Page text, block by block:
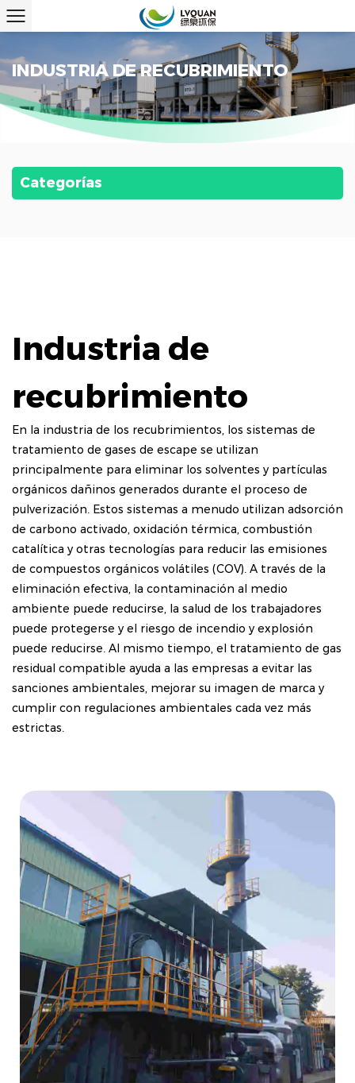
INDUSTRIA DE RECUBRIMIENTO
Categorías
Industria de
recubrimiento
En la industria de los recubrimientos, los sistemas de
tratamiento de gases de escape se utilizan
principalmente para eliminar los solventes y partículas
orgánicos dañinos generados durante el proceso de
pulverización. Estos sistemas a menudo utilizan adsorción
de carbono activado, oxidación térmica, combustión
catalítica y otras tecnologías para reducir las emisiones
de compuestos orgánicos volátiles (COV). A través de la
eliminación efectiva, la contaminación al medio
ambiente puede reducirse, la salud de los trabajadores
puede protegerse y el riesgo de incendio y explosión
puede reducirse. Al mismo tiempo, el tratamiento de gas
residual compatible ayuda a las empresas a evitar las
sanciones ambientales, mejorar su imagen de marca y
cumplir con regulaciones ambientales cada vez más
estrictas.